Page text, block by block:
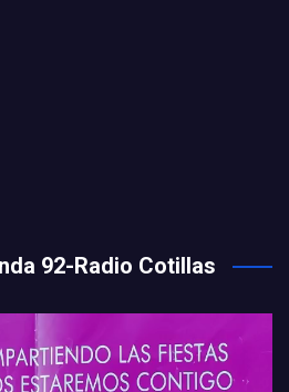
92-Radio Cotillas